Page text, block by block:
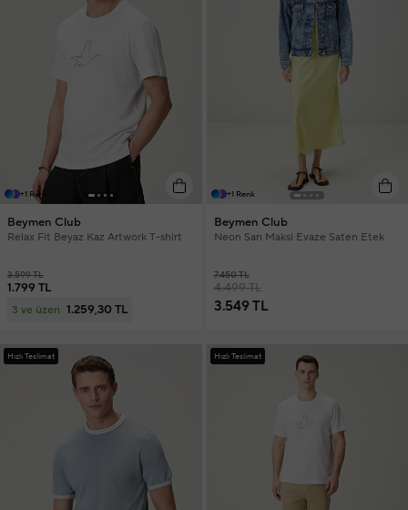
+1 Renk
Beymen Club
Relax Fit Beyaz Kaz Artwork T-shirt
3.599 TL
1.799 TL
3 ve üzeri 1.259,30 TL
+1 Renk
Beymen Club
Neon Sarı Maksi Evaze Saten Etek
7.450 TL
4.499 TL
3.549 TL
Hızlı Teslimat Hızlı Teslimat